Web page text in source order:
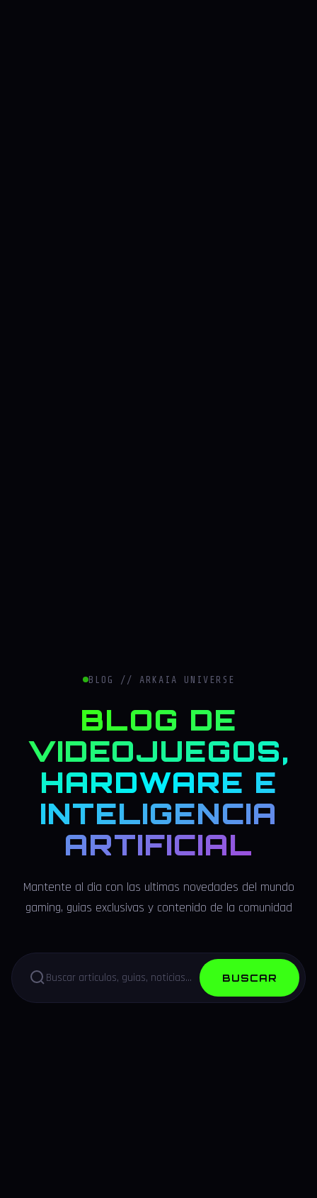
BLOG // ARKAIA UNIVERSE
BLOG DE
VIDEOJUEGOS,
HARDWARE E
INTELIGENCIA
ARTIFICIAL
Mantente al dia con las ultimas novedades del mundo
gaming, guias exclusivas y contenido de la comunidad
BUSCAR